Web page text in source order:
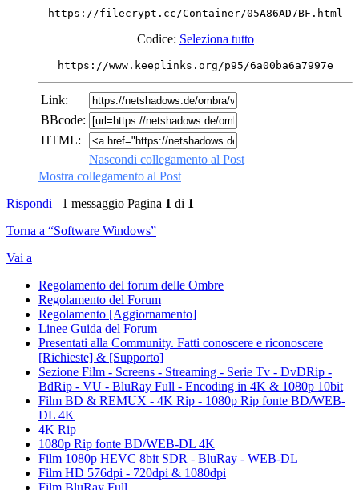
https://filecrypt.cc/Container/05A86AD7BF.html
Codice: Seleziona tutto
https://www.keeplinks.org/p95/6a00ba6a7997e
Link:
BBcode:
HTML:
Nascondi collegamento al Post
Mostra collegamento al Post
Rispondi
1 messaggio Pagina 1 di 1
Torna a “Software Windows”
Vai a
Regolamento del forum delle Ombre
Regolamento del Forum
Regolamento [Aggiornamento]
Linee Guida del Forum
Presentati alla Community. Fatti conoscere e riconoscere
[Richieste] & [Supporto]
Sezione Film - Screens - Streaming - Serie Tv - DvDRip -
BdRip - VU - BluRay Full - Encoding in 4K & 1080p 10bit
Film BD & REMUX - 4K Rip - 1080p Rip fonte BD/WEB-
DL 4K
4K Rip
1080p Rip fonte BD/WEB-DL 4K
Film 1080p HEVC 8bit SDR - BluRay - WEB-DL
Film HD 576dpi - 720dpi & 1080dpi